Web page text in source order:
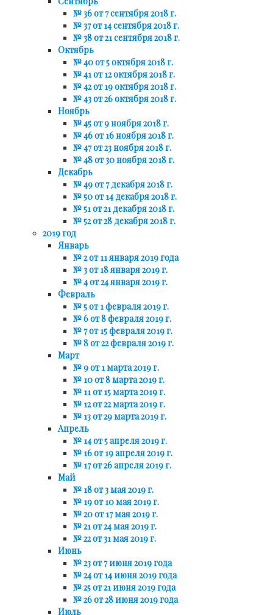
№ 36 от 7 сентября 2018 г.
№ 37 от 14 сентября 2018 г.
№ 38 от 21 сентября 2018 г.
Октябрь
№ 40 от 5 октября 2018 г.
№ 41 от 12 октября 2018 г.
№ 42 от 19 октября 2018 г.
№ 43 от 26 октября 2018 г.
Ноябрь
№ 45 от 9 ноября 2018 г.
№ 46 от 16 ноября 2018 г.
№ 47 от 23 ноября 2018 г.
№ 48 от 30 ноября 2018 г.
Декабрь
№ 49 от 7 декабря 2018 г.
№ 50 от 14 декабря 2018 г.
№ 51 от 21 декабря 2018 г.
№ 52 от 28 декабря 2018 г.
2019 год
Январь
№ 2 от 11 января 2019 года
№ 3 от 18 января 2019 г.
№ 4 от 24 января 2019 г.
Февраль
№ 5 от 1 февраля 2019 г.
№ 6 от 8 февраля 2019 г.
№ 7 от 15 февраля 2019 г.
№ 8 от 22 февраля 2019 г.
Март
№ 9 от 1 марта 2019 г.
№ 10 от 8 марта 2019 г.
№ 11 от 15 марта 2019 г.
№ 12 от 22 марта 2019 г.
№ 13 от 29 марта 2019 г.
Апрель
№ 14 от 5 апреля 2019 г.
№ 16 от 19 апреля 2019 г.
№ 17 от 26 апреля 2019 г.
Май
№ 18 от 3 мая 2019 г.
№ 19 от 10 мая 2019 г.
№ 20 от 17 мая 2019 г.
№ 21 от 24 мая 2019 г.
№ 22 от 31 мая 2019 г.
Июнь
№ 23 от 7 июня 2019 года
№ 24 от 14 июня 2019 года
№ 25 от 21 июня 2019 года
№ 26 от 28 июня 2019 года
Июль